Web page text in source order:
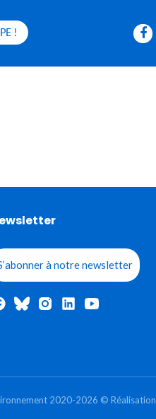
!
à notre newsletter
2020-2026 © Réalisation